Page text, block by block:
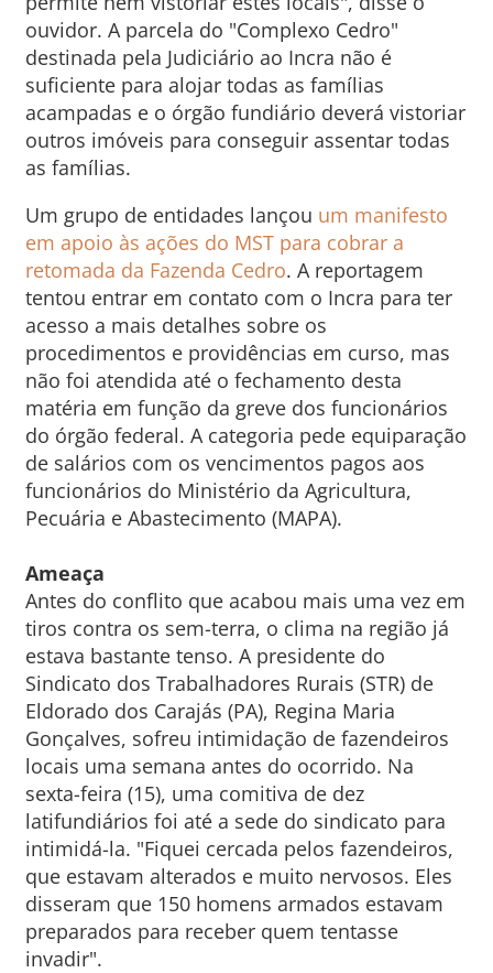
ouvidor. A parcela do "Complexo Cedro"
destinada pela Judiciário ao Incra não é
suficiente para alojar todas as famílias
acampadas e o órgão fundiário deverá vistoriar
outros imóveis para conseguir assentar todas
as famílias.
Um grupo de entidades lançou um manifesto
em apoio às ações do MST para cobrar a
retomada da Fazenda Cedro. A reportagem
tentou entrar em contato com o Incra para ter
acesso a mais detalhes sobre os
procedimentos e providências em curso, mas
não foi atendida até o fechamento desta
matéria em função da greve dos funcionários
do órgão federal. A categoria pede equiparação
de salários com os vencimentos pagos aos
funcionários do Ministério da Agricultura,
Pecuária e Abastecimento (MAPA).
Ameaça
Antes do conflito que acabou mais uma vez em
tiros contra os sem-terra, o clima na região já
estava bastante tenso. A presidente do
Sindicato dos Trabalhadores Rurais (STR) de
Eldorado dos Carajás (PA), Regina Maria
Gonçalves, sofreu intimidação de fazendeiros
locais uma semana antes do ocorrido. Na
sexta-feira (15), uma comitiva de dez
latifundiários foi até a sede do sindicato para
intimidá-la. "Fiquei cercada pelos fazendeiros,
que estavam alterados e muito nervosos. Eles
disseram que 150 homens armados estavam
preparados para receber quem tentasse
invadir".